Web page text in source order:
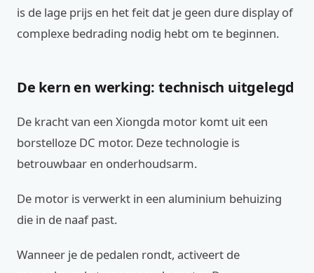
is de lage prijs en het feit dat je geen dure display of
complexe bedrading nodig hebt om te beginnen.
De kern en werking: technisch uitgelegd
De kracht van een Xiongda motor komt uit een
borstelloze DC motor. Deze technologie is
betrouwbaar en onderhoudsarm.
De motor is verwerkt in een aluminium behuizing
die in de naaf past.
Wanneer je de pedalen rondt, activeert de